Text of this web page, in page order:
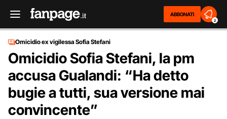
ABBONATI
2
Omicidio ex vigilessa Sofia Stefani
Omicidio Sofia Stefani, la pm
accusa Gualandi: “Ha detto
bugie a tutti, sua versione mai
convincente”